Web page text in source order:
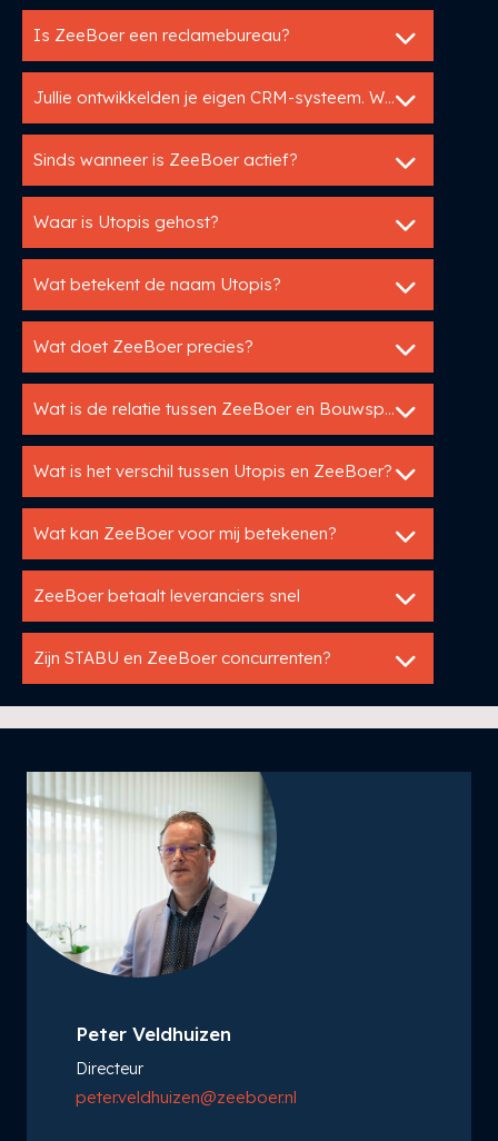
Is ZeeBoer een reclamebureau?
Jullie ontwikkelden je eigen CRM-systeem. Waarom?
Sinds wanneer is ZeeBoer actief?
Waar is Utopis gehost?
Wat betekent de naam Utopis?
Wat doet ZeeBoer precies?
Wat is de relatie tussen ZeeBoer en Bouwspex?
Wat is het verschil tussen Utopis en ZeeBoer?
Wat kan ZeeBoer voor mij betekenen?
ZeeBoer betaalt leveranciers snel
Zijn STABU en ZeeBoer concurrenten?
Peter Veldhuizen
Directeur
peter.veldhuizen@zeeboer.nl